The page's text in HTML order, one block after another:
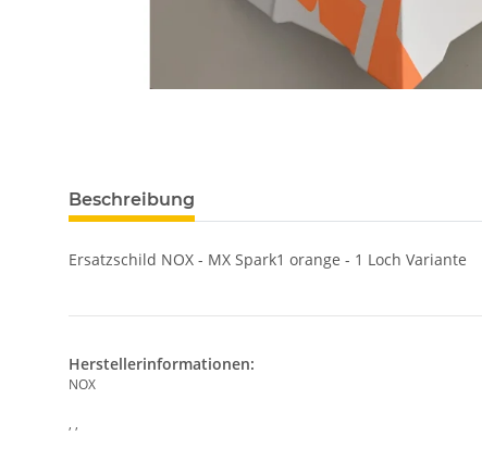
Beschreibung
Ersatzschild NOX - MX Spark1 orange - 1 Loch Variante
Herstellerinformationen:
NOX
, ,